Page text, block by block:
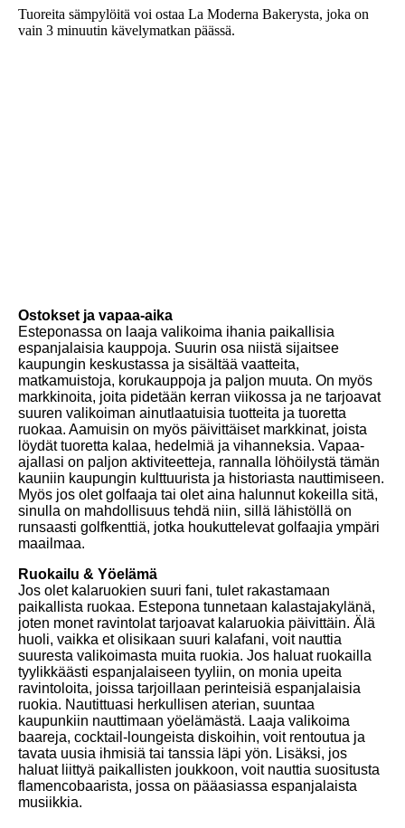
Tuoreita sämpylöitä voi ostaa La Moderna Bakerysta, joka on
vain 3 minuutin kävelymatkan päässä.
Ostokset ja vapaa-aika
Esteponassa on laaja valikoima ihania paikallisia
espanjalaisia ​​kauppoja. Suurin osa niistä sijaitsee
kaupungin keskustassa ja sisältää vaatteita,
matkamuistoja, korukauppoja ja paljon muuta. On myös
markkinoita, joita pidetään kerran viikossa ja ne tarjoavat
suuren valikoiman ainutlaatuisia tuotteita ja tuoretta
ruokaa. Aamuisin on myös päivittäiset markkinat, joista
löydät tuoretta kalaa, hedelmiä ja vihanneksia. Vapaa-
ajallasi on paljon aktiviteetteja, rannalla löhöilystä tämän
kauniin kaupungin kulttuurista ja historiasta nauttimiseen.
Myös jos olet golfaaja tai olet aina halunnut kokeilla sitä,
sinulla on mahdollisuus tehdä niin, sillä lähistöllä on
runsaasti golfkenttiä, jotka houkuttelevat golfaajia ympäri
maailmaa.
Ruokailu & Yöelämä
Jos olet kalaruokien suuri fani, tulet rakastamaan
paikallista ruokaa. Estepona tunnetaan kalastajakylänä,
joten monet ravintolat tarjoavat kalaruokia päivittäin. Älä
huoli, vaikka et olisikaan suuri kalafani, voit nauttia
suuresta valikoimasta muita ruokia. Jos haluat ruokailla
tyylikkäästi espanjalaiseen tyyliin, on monia upeita
ravintoloita, joissa tarjoillaan perinteisiä espanjalaisia ​​
ruokia. Nautittuasi herkullisen aterian, suuntaa
kaupunkiin nauttimaan yöelämästä. Laaja valikoima
baareja, cocktail-loungeista diskoihin, voit rentoutua ja
tavata uusia ihmisiä tai tanssia läpi yön. Lisäksi, jos
haluat liittyä paikallisten joukkoon, voit nauttia suositusta
flamencobaarista, jossa on pääasiassa espanjalaista
musiikkia.